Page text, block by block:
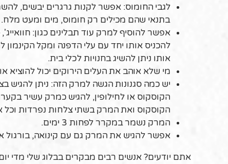
לגבי החומוס: אפשר לקנות גרגרים יבשים,
בתנאי שהם מכילים רק חומוס, מים ומעט מלח.
אפשר להוסיף למרק עוד תבלינים כגון:
להכניס אותו יחד עם עלי הדפנה ומקל
אותו ניתן להשיג בחנויות לכלי בית.
מי שלא אוהב את העלים הירוקים יכול
יש כמה סגנונות הגשה למרק הזה: ניתן
הקוסקוס או לחילופין, להגיש כמרק עשיר
הקוסקוס ואת המרק בשתי צלחות נפרדות
המרק נשמר במקרר לפחות 3 ימים.
אפשר להגיש את המרק גם עם קינואה, בורגול או
אתם יודעים? אנשים רבים מבקרים בבלוג שלי מדי